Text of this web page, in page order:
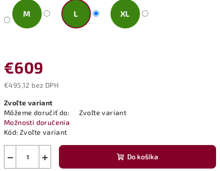
M L XL
€609
€495,12 bez DPH
cena:
Zvoľte variant
Môžeme doručiť do:
Zvoľte variant
Možnosti doručenia
Kód: Zvoľte variant
+
− Do košíka